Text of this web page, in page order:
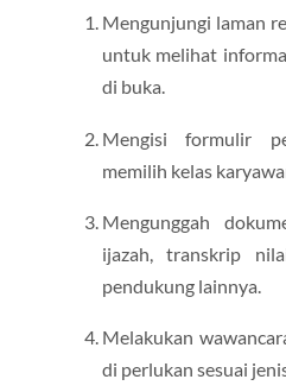
Mengunjungi laman
untuk melihat
di buka.
Mengisi formulir
memilih kelas
Mengunggah
ijazah, transkrip
pendukung lainnya.
Melakukan
di perlukan sesuai